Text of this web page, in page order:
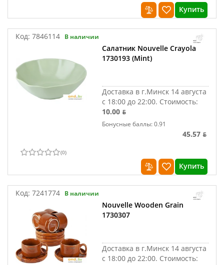
Купить
Код: 7846114 В наличии
Салатник Nouvelle Crayola
1730193 (Mint)
Доставка в г.Минск 14 августа
с 18:00 до 22:00. Стоимость:
10.00 ƃ
Бонусные баллы: 0.91
45.57 ƃ
(0)
Купить
Код: 7241774 В наличии
Nouvelle Wooden Grain
1730307
Доставка в г.Минск 14 августа
с 18:00 до 22:00. Стоимость: